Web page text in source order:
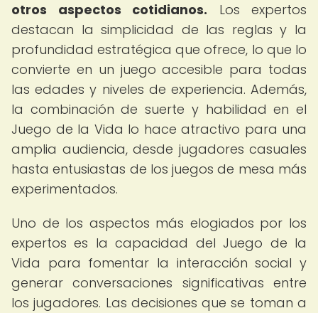
otros aspectos cotidianos. Los expertos
destacan la simplicidad de las reglas y la
profundidad estratégica que ofrece, lo que lo
convierte en un juego accesible para todas
las edades y niveles de experiencia. Además,
la combinación de suerte y habilidad en el
Juego de la Vida lo hace atractivo para una
amplia audiencia, desde jugadores casuales
hasta entusiastas de los juegos de mesa más
experimentados.
Uno de los aspectos más elogiados por los
expertos es la capacidad del Juego de la
Vida para fomentar la interacción social y
generar conversaciones significativas entre
los jugadores. Las decisiones que se toman a